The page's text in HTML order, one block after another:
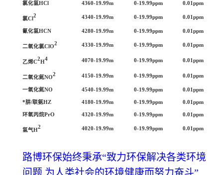
氯化氢HCl 4360-19.99m 0-19.99ppm 0.01ppm
氯Cl
2 4340-19.99m 0-19.99ppm 0.01ppm
氰化氢HCN 4280-19.99m 0-19.99ppm 0.01ppm
二氧化氯ClO
2 4330-19.99m 0-19.99ppm 0.01ppm
乙烯C
2
H
4 4070-19.99m 0-19.99ppm 0.01ppm
二氧化氮NO
2 4150-19.99m 0-19.99ppm 0.01ppm
一氧化氮NO 4540-19.99m 0-19.99ppm 0.01ppm
*肼/联氨HZ 4180-19.99m 0-19.99ppm 0.01ppm
环氧丙烷PrO 4320-19.99m 0-19.99ppm 0.01ppm
氢气H
2 4020-19.99m 0-19.99ppm 0.01ppm
路博环保始终秉承“致力环保解决各类环境
问题 为人类社会的环境健康而努力奋斗”